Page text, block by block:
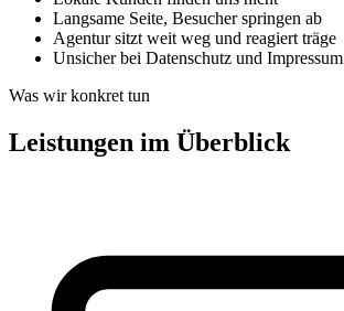
Langsame Seite, Besucher springen ab
Agentur sitzt weit weg und reagiert träge
Unsicher bei Datenschutz und Impressum
Was wir konkret tun
Leistungen im Überblick